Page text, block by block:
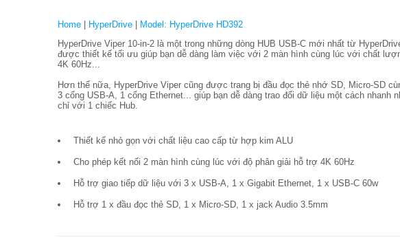
Home HyperDrive
Model: HyperDrive HD392
HyperDrive Viper 10-in-2 là một trong những dòng HUB USB-C mới nhất từ
được thiết kế tối ưu giúp bạn dễ dàng làm việc với 2 màn hình cùng lúc với chất
4K 60Hz...
Hơn thế nữa, HyperDrive Viper cũng được trang bị đầu đọc thẻ nhớ SD, Micro-SD
3 cổng USB-A, 1 cổng Ethernet... giúp bạn dễ dàng trao đổi dữ liệu một cách nhanh
chỉ với 1 chiếc Hub.
Thiết kế nhỏ gọn với chất liệu cao cấp từ hợp kim ALU
Cho phép kết nối 2 màn hình cùng lúc với độ phân giải hỗ trợ 4K 60Hz
Hỗ trợ giao tiếp dữ liệu với 3 x USB-A, 1 x Gigabit Ethernet, 1 x USB-C 60w
Hỗ trợ 1 x đầu đọc thẻ SD, 1 x Micro-SD, 1 x jack Audio 3.5mm